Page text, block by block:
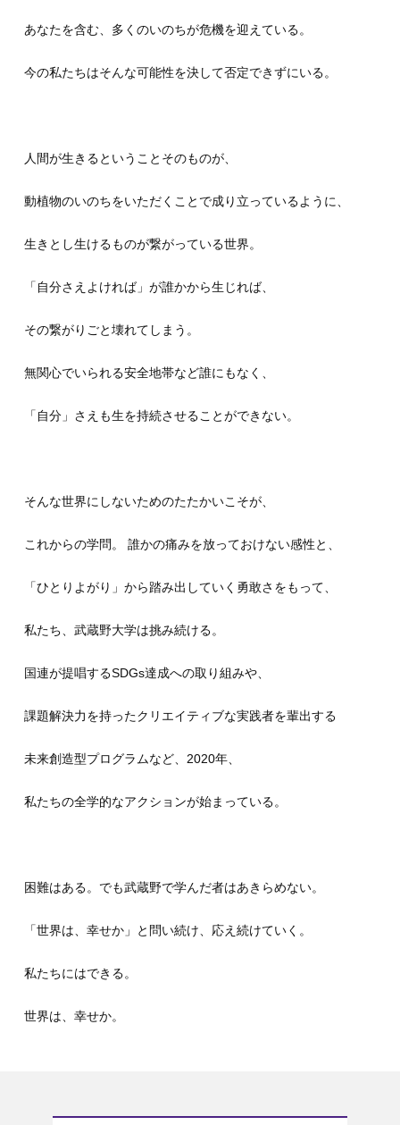
あなたを含む、多くのいのちが危機を迎えている。
今の私たちはそんな可能性を決して否定できずにいる。
人間が生きるということそのものが、
動植物のいのちをいただくことで成り立っているように、
生きとし生けるものが繋がっている世界。
「自分さえよければ」が誰かから生じれば、
その繋がりごと壊れてしまう。
無関心でいられる安全地帯など誰にもなく、
「自分」さえも生を持続させることができない。
そんな世界にしないためのたたかいこそが、
これからの学問。 誰かの痛みを放っておけない感性と、
「ひとりよがり」から踏み出していく勇敢さをもって、
私たち、武蔵野大学は挑み続ける。
国連が提唱するSDGs達成への取り組みや、
課題解決力を持ったクリエイティブな実践者を輩出する
未来創造型プログラムなど、2020年、
私たちの全学的なアクションが始まっている。
困難はある。でも武蔵野で学んだ者はあきらめない。
「世界は、幸せか」と問い続け、応え続けていく。
私たちにはできる。
世界は、幸せか。